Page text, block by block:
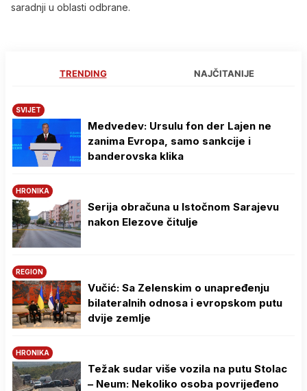
saradnji u oblasti odbrane.
TRENDING NAJČITANIJE
SVIJET
Medvedev: Ursulu fon der Lajen ne
zanima Evropa, samo sankcije i
banderovska klika
HRONIKA
Serija obračuna u Istočnom Sarajevu
nakon Elezove čitulje
REGION
Vučić: Sa Zelenskim o unapređenju
bilateralnih odnosa i evropskom putu
dvije zemlje
HRONIKA
Težak sudar više vozila na putu Stolac
– Neum: Nekoliko osoba povrijeđeno